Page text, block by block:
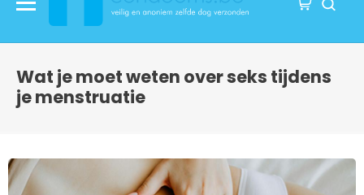
Wat je moet weten over seks tijdens
je menstruatie